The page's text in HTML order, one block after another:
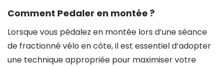
Comment Pedaler en montée ?
Lorsque vous pédalez en montée lors d’une séance
de fractionné vélo en côte, il est essentiel d’adopter
une technique appropriée pour maximiser votre